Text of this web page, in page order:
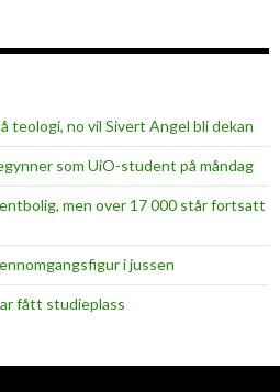
teologi, no vil Sivert Angel bli dekan
som UiO-student på måndag
men over 17 000 står fortsatt
i jussen
fått studieplass